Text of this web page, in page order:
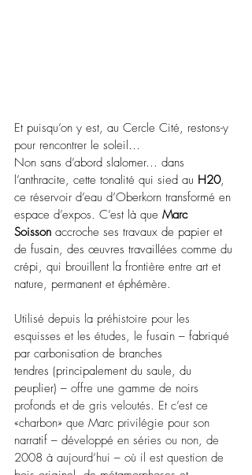
Et puisqu’on y est, au Cercle Cité, restons-y
pour rencontrer le soleil…
Non sans d’abord slalomer… dans
l’anthracite, cette tonalité qui sied au H20,
ce réservoir d’eau d’Oberkorn transformé en
espace d’expos. C’est là que Marc
Soisson accroche ses travaux de papier et
de fusain, des œuvres travaillées comme du
crépi, qui brouillent la frontière entre art et
nature, permanent et éphémère.
Utilisé depuis la préhistoire pour les
esquisses et les études, le fusain – fabriqué
par carbonisation de branches
tendres (principalement du saule, du
peuplier) – offre une gamme de noirs
profonds et de gris veloutés. Et c’est ce
«charbon» que Marc privilégie pour son
narratif – développé en séries ou non, de
2008 à aujourd’hui – où il est question de